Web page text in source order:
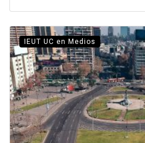
IEUT UC en Medios